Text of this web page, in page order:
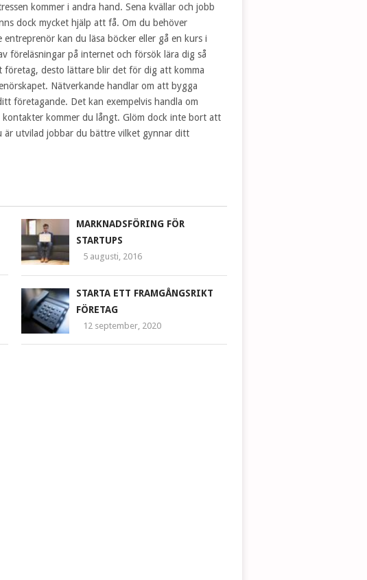
kommer i andra hand. Sena kvällar och jobb
dock mycket hjälp att få. Om du behöver
kan du läsa böcker eller gå en kurs i
föreläsningar på internet och försök lära dig så
desto lättare blir det för dig att komma
Nätverkande handlar om att bygga
företagande. Det kan exempelvis handla om
kommer du långt. Glöm dock inte bort att
är utvilad jobbar du bättre vilket gynnar ditt
MARKNADSFÖRING FÖR
STARTUPS
5 augusti, 2016
STARTA ETT FRAMGÅNGSRIKT
FÖRETAG
12 september, 2020